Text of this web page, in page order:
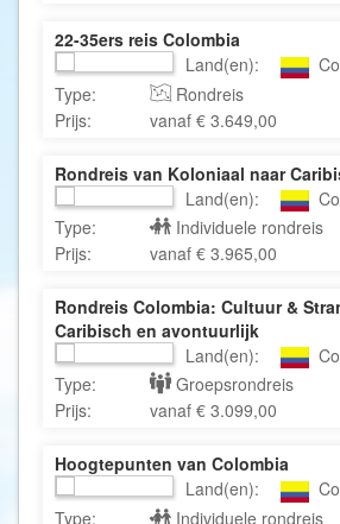
22-35ers reis Colombia
Land(en):
Type:
Rondreis
Prijs:
vanaf € 3.649,00
Rondreis van Koloniaal naar
Land(en):
Type:
Individuele rondreis
Prijs:
vanaf € 3.965,00
Rondreis Colombia: Cultuur &
Caribisch en avontuurlijk
Land(en):
Type:
Groepsrondreis
Prijs:
vanaf € 3.099,00
Hoogtepunten van Colombia
Land(en):
Type:
Individuele rondreis